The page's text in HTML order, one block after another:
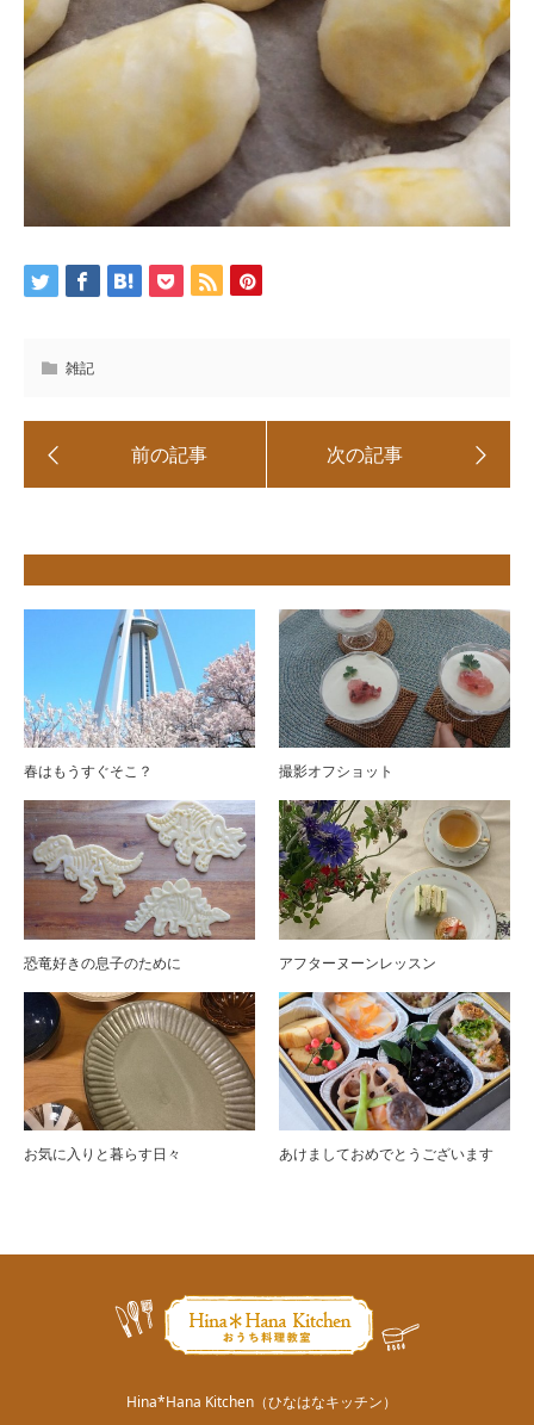
雑記
春はもうすぐそこ？ 撮影オフショット
恐竜好きの息子のために アフターヌーンレッスン
お気に入りと暮らす日々 あけましておめでとうございます
Hina*Hana Kitchen（ひなはなキッチン）